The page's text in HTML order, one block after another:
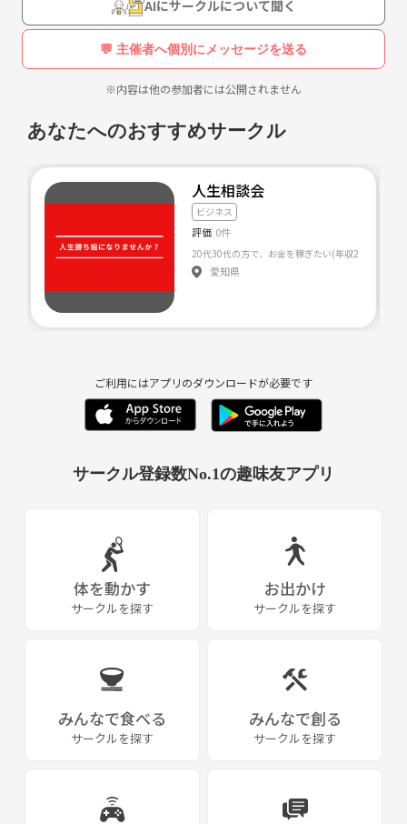
の募集をします
(((o(*ﾟ▽ﾟ*)o)))♡
皆さんでネットワークをどんどん広げるため、連絡交換可能な方、よろ
٩(๑❛ᴗ❛๑)۶
AIにサークルについて聞く
💬 主催者へ個別にメッセージを送る
※内容は他の参加者には公開されません
あなたへのおすすめサークル
人生相談会
ビジネス
評価 0件
20代30代の方で、お金を稼ぎたい(年収2000万以上
愛知県
ご利用にはアプリのダウンロードが必要です
サークル登録数No.1の趣味友アプリ
体を動かす
サークルを探す
お出かけ
サークルを探す
みんなで食べる
サークルを探す
みんなで創る
サークルを探す